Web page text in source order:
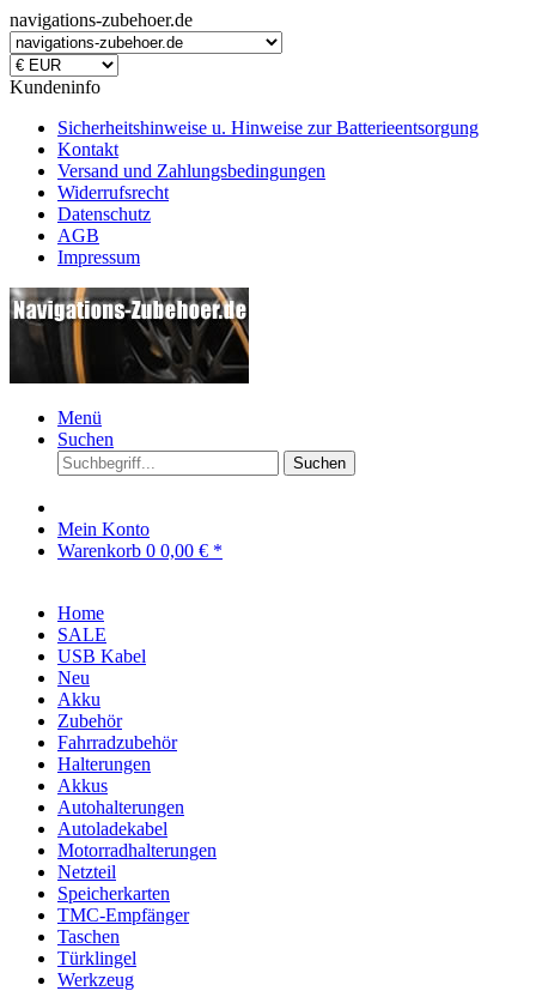
navigations-zubehoer.de
Kundeninfo
Sicherheitshinweise u. Hinweise zur Batterieentsorgung
Kontakt
Versand und Zahlungsbedingungen
Widerrufsrecht
Datenschutz
AGB
Impressum
Menü
Suchen
Suchen
Mein Konto
Warenkorb 0 0,00 € *
Home
SALE
USB Kabel
Neu
Akku
Zubehör
Fahrradzubehör
Halterungen
Akkus
Autohalterungen
Autoladekabel
Motorradhalterungen
Netzteil
Speicherkarten
TMC-Empfänger
Taschen
Türklingel
Werkzeug